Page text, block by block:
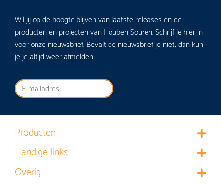
Wil jij op de hoogte blijven van laatste releases en de
producten en projecten van Houben Souren. Schrijf je hier in
voor onze nieuwsbrief. Bevalt de nieuwsbrief je niet, dan kun
je je altijd weer afmelden.
Producten
Handige links
Overig